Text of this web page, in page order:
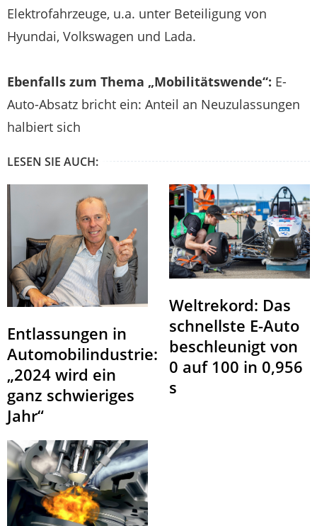
Elektrofahrzeuge, u.a. unter Beteiligung von
Hyundai, Volkswagen und Lada.
Ebenfalls zum Thema „Mobilitätswende“: E-
Auto-Absatz bricht ein: Anteil an Neuzulassungen
halbiert sich
LESEN SIE AUCH:
Entlassungen in
Automobilindustrie:
„2024 wird ein
ganz schwieriges
Jahr“
Weltrekord: Das
schnellste E-Auto
beschleunigt von
0 auf 100 in 0,956
s